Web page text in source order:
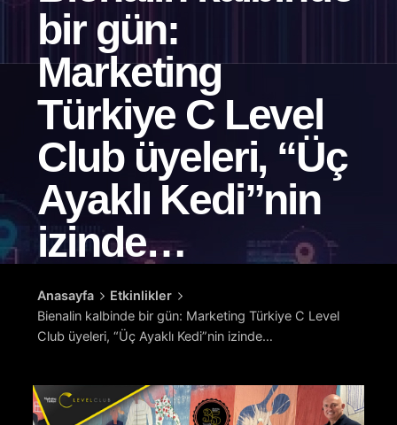
bir gün:
Marketing
Türkiye C Level
Club üyeleri, “Üç
Ayaklı Kedi”nin
izinde…
Anasayfa
Etkinlikler
Bienalin kalbinde bir gün: Marketing Türkiye C Level
Club üyeleri, “Üç Ayaklı Kedi”nin izinde…